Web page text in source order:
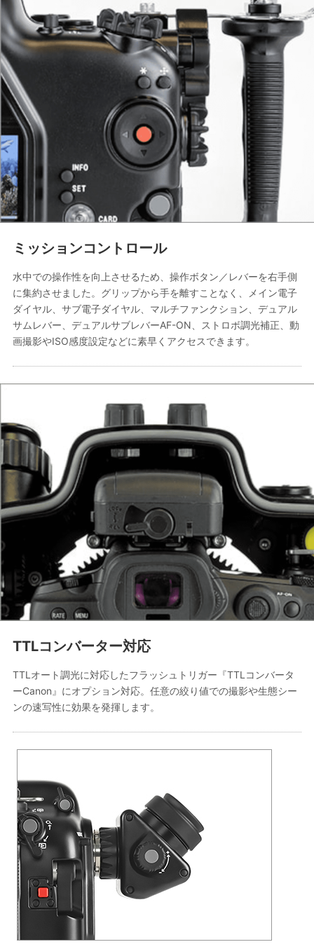
ミッションコントロール
水中での操作性を向上させるため、操作ボタン／レバーを右手側
に集約させました。グリップから手を離すことなく、メイン電子
ダイヤル、サブ電子ダイヤル、マルチファンクション、デュアル
サムレバー、デュアルサブレバーAF-ON、ストロボ調光補正、動
画撮影やISO感度設定などに素早くアクセスできます。
TTLコンバーター対応
TTLオート調光に対応したフラッシュトリガー『TTLコンバータ
ーCanon』にオプション対応。任意の絞り値での撮影や生態シー
ンの速写性に効果を発揮します。